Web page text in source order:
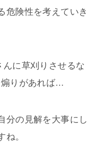
危険性を考えていき
に草刈りさせるな
りがあれば…
分の見解を大事にし
ね。